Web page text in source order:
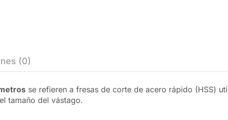
(0)
se refieren a fresas de corte de acero rápido (HSS)
tamaño del vástago.